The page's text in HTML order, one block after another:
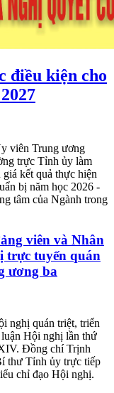
điều kiện cho
viên Trung ương
trực Tỉnh ủy làm
kết quả thực hiện
bị năm học 2026 -
tâm của Ngành trong
viên và Nhân
trực tuyến quán
ương ba
nghị quán triệt, triển
Hội nghị lần thứ
Đồng chí Trịnh
thư Tỉnh ủy trực tiếp
chỉ đạo Hội nghị.